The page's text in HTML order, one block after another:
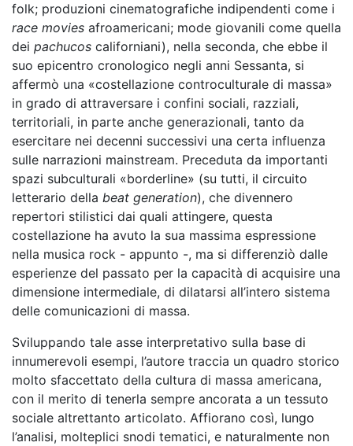
folk; produzioni cinematografiche indipendenti come i
race movies afroamericani; mode giovanili come quella
dei pachucos californiani), nella seconda, che ebbe il
suo epicentro cronologico negli anni Sessanta, si
affermò una «costellazione controculturale di massa»
in grado di attraversare i confini sociali, razziali,
territoriali, in parte anche generazionali, tanto da
esercitare nei decenni successivi una certa influenza
sulle narrazioni mainstream. Preceduta da importanti
spazi subculturali «borderline» (su tutti, il circuito
letterario della beat generation), che divennero
repertori stilistici dai quali attingere, questa
costellazione ha avuto la sua massima espressione
nella musica rock - appunto -, ma si differenziò dalle
esperienze del passato per la capacità di acquisire una
dimensione intermediale, di dilatarsi all’intero sistema
delle comunicazioni di massa.
Sviluppando tale asse interpretativo sulla base di
innumerevoli esempi, l’autore traccia un quadro storico
molto sfaccettato della cultura di massa americana,
con il merito di tenerla sempre ancorata a un tessuto
sociale altrettanto articolato. Affiorano così, lungo
l’analisi, molteplici snodi tematici, e naturalmente non